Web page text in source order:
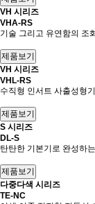
VH 시리즈
VHA-RS
기술 그리고 유연함의 조
VH 시리즈
VHL-RS
수직형 인서트 사출성형기
S 시리즈
DL-S
탄탄한 기본기로 완성하
다중다색 시리즈
TE-NC